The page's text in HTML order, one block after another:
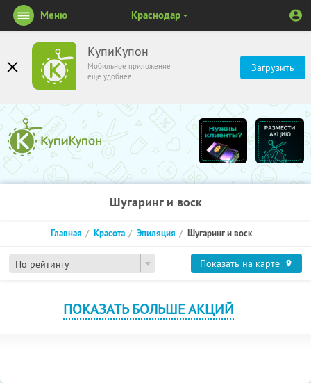
КупиКупон
Мобильное приложение
ещё удобнее
Загрузить
Меню Краснодар
Шугаринг и воск
По рейтингу
Главная Красота Эпиляция Шугаринг и воск
Показать на карте
ПОКАЗАТЬ БОЛЬШЕ АКЦИЙ